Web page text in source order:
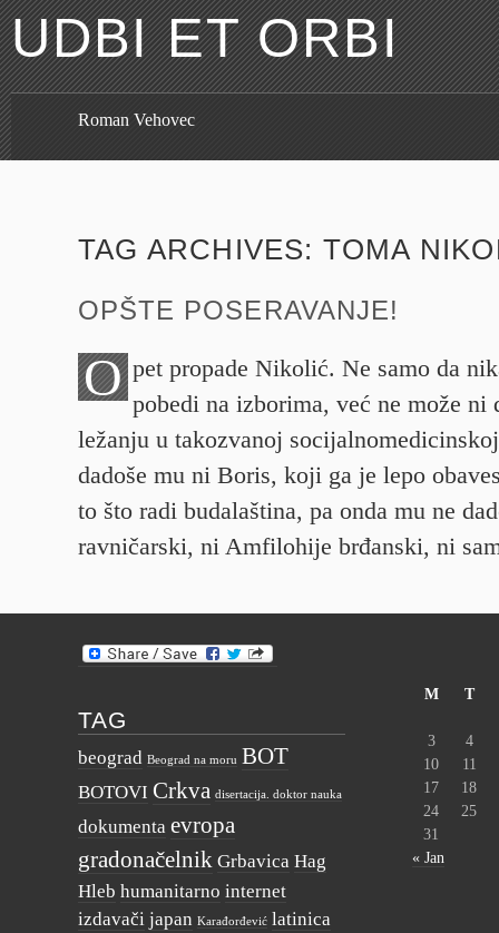
UDBI ET ORBI
Roman Vehovec
TAG ARCHIVES: TOMA
OPŠTE POSERAVANJE!
O pet propade Nikolić. Ne samo da
pobedi na izborima, već ne može ni
ležanju u takozvanoj
dadoše mu ni Boris, koji ga je lepo
to što radi budalaština, pa onda mu ne
ravničarski, ni Amfilohije brđanski, ni
TAG
beograd Beograd na moru BOT
BOTOVI Crkva disertacija. doktor nauka
dokumenta evropa
gradonačelnik Grbavica Hag
Hleb humanitarno internet
izdavači japan Karađorđević latinica
M T
3
4
10
11
17
18
24
25
31
« Jan